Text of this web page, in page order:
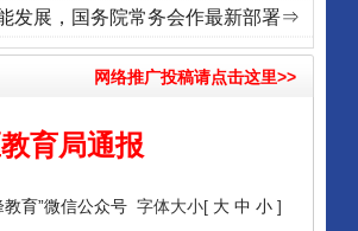
发展，国务院常务会作最新部署⇒
网络推广投稿请点击这里>>
育局通报
教育”微信公众号 字体大小[ 大 中 小 ]